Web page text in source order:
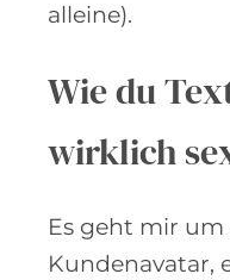
alleine).
Wie du
wirklich
Es geht mir um
Kundenavatar,